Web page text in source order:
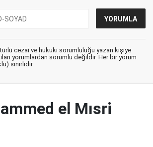
türlü cezai ve hukuki sorumluluğu yazan kişiye
yorumlardan sorumlu değildir. Her bir yorum
sınırlıdır.
el Mısri